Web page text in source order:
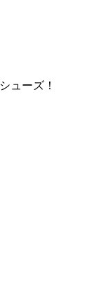
ューズ！